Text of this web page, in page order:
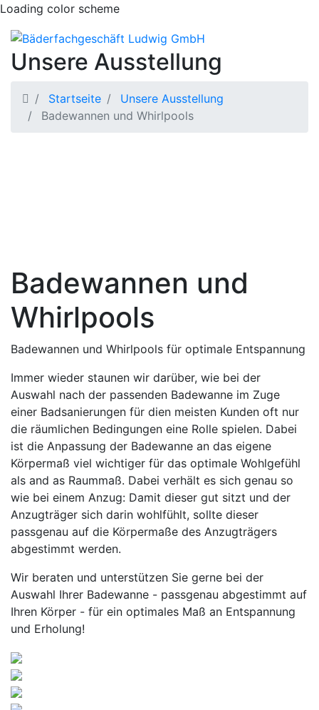
Loading color scheme
Unsere Ausstellung
Startseite
Unsere Ausstellung
Badewannen und Whirlpools
Badewannen und
Whirlpools
Badewannen und Whirlpools für optimale Entspannung
Immer wieder staunen wir darüber, wie bei der
Auswahl nach der passenden Badewanne im Zuge
einer Badsanierungen für dien meisten Kunden oft nur
die räumlichen Bedingungen eine Rolle spielen. Dabei
ist die Anpassung der Badewanne an das eigene
Körpermaß viel wichtiger für das optimale Wohlgefühl
als and as Raummaß. Dabei verhält es sich genau so
wie bei einem Anzug: Damit dieser gut sitzt und der
Anzugträger sich darin wohlfühlt, sollte dieser
passgenau auf die Körpermaße des Anzugträgers
abgestimmt werden.
Wir beraten und unterstützen Sie gerne bei der
Auswahl Ihrer Badewanne - passgenau abgestimmt auf
Ihren Körper - für ein optimales Maß an Entspannung
und Erholung!